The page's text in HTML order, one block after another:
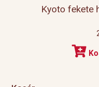
Kyoto fekete